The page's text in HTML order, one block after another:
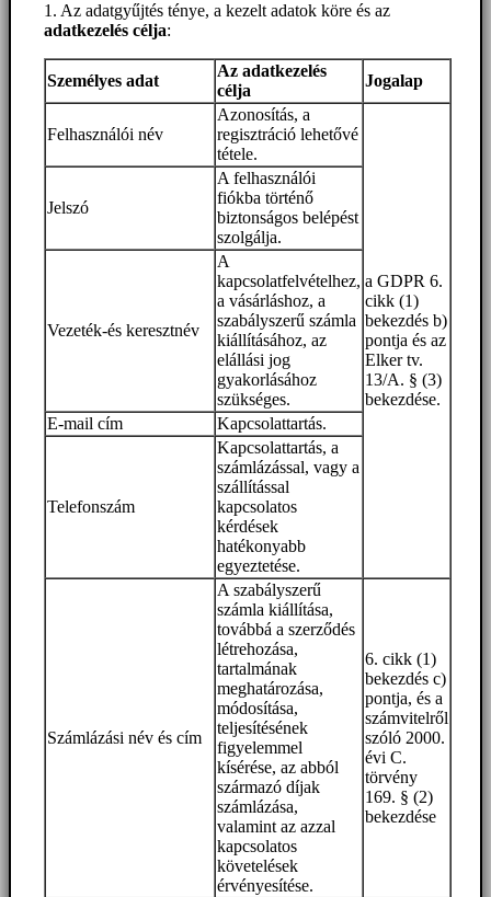
1. Az adatgyűjtés ténye, a kezelt adatok köre és az
adatkezelés célja:
Személyes adat
Az adatkezelés
célja
Jogalap
Felhasználói név
Azonosítás, a
regisztráció lehetővé
tétele.
a GDPR 6.
cikk (1)
bekezdés b)
pontja és az
Elker tv.
13/A. § (3)
bekezdése.
Jelszó
A felhasználói
fiókba történő
biztonságos belépést
szolgálja.
Vezeték-és keresztnév
A
kapcsolatfelvételhez,
a vásárláshoz, a
szabályszerű számla
kiállításához, az
elállási jog
gyakorlásához
szükséges.
E-mail cím
Kapcsolattartás.
Telefonszám
Kapcsolattartás, a
számlázással, vagy a
szállítással
kapcsolatos
kérdések
hatékonyabb
egyeztetése.
Számlázási név és cím
A szabályszerű
számla kiállítása,
továbbá a szerződés
létrehozása,
tartalmának
meghatározása,
módosítása,
teljesítésének
figyelemmel
kísérése, az abból
származó díjak
számlázása,
valamint az azzal
kapcsolatos
követelések
érvényesítése.
6. cikk (1)
bekezdés c)
pontja, és a
számvitelről
szóló 2000.
évi C.
törvény
169. § (2)
bekezdése